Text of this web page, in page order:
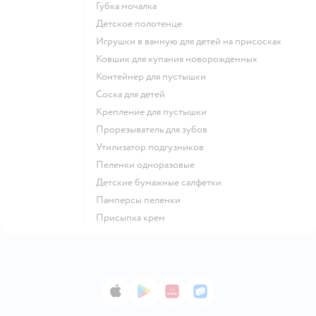
губка мочалка
детское полотенце
игрушки в ванную для детей на присосках
ковшик для купания новорожденных
контейнер для пустышки
соска для детей
крепление для пустышки
прорезыватель для зубов
утилизатор подгузников
пеленки одноразовые
детские бумажные салфетки
памперсы пеленки
присыпка крем
App StoreGoogle Play
AppGallery
RuStore